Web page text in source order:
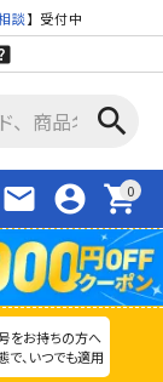
談】受付中
search
mail account_circle shopping_cart
をお持ちの方へ
で、いつでも適用